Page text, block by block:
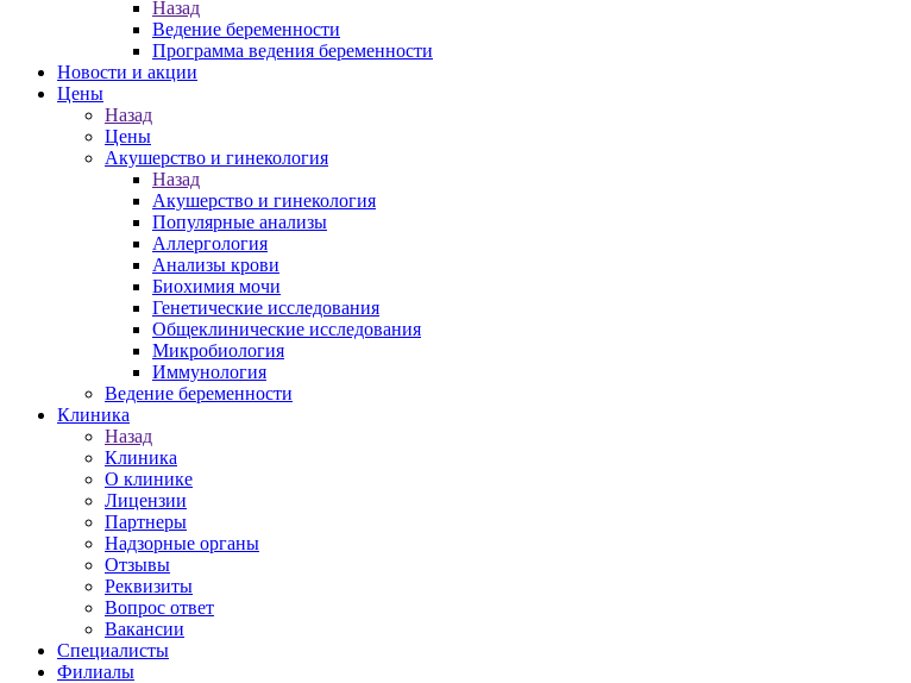
Назад
Ведение беременности
Программа ведения беременности
Новости и акции
Цены
Назад
Цены
Акушерство и гинекология
Назад
Акушерство и гинекология
Популярные анализы
Аллергология
Анализы крови
Биохимия мочи
Генетические исследования
Общеклинические исследования
Микробиология
Иммунология
Ведение беременности
Клиника
Назад
Клиника
О клинике
Лицензии
Партнеры
Надзорные органы
Отзывы
Реквизиты
Вопрос ответ
Вакансии
Специалисты
Филиалы